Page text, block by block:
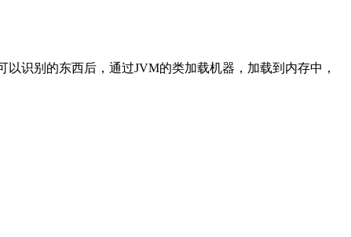
识别的东西后，通过JVM的类加载机器，加载到内存中，